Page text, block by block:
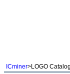
ICminer>LOGO